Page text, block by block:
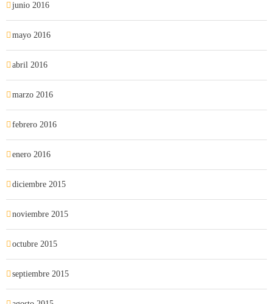
junio 2016
mayo 2016
abril 2016
marzo 2016
febrero 2016
enero 2016
diciembre 2015
noviembre 2015
octubre 2015
septiembre 2015